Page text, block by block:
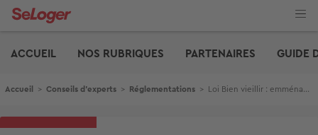
Aller
ACCUEIL
NOS RUBRIQUES PARTENAIRES GUIDE
Fil d'Ariane
Accueil > Conseils d'experts > Réglementations > Loi Bien vieillir : emménager avec son animal de compagnie en Ehpad, c'est possible !